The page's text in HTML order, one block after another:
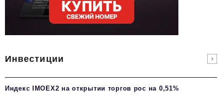
Инвестиции
Индекс IMOEX2 на открытии торгов рос на 0,51%